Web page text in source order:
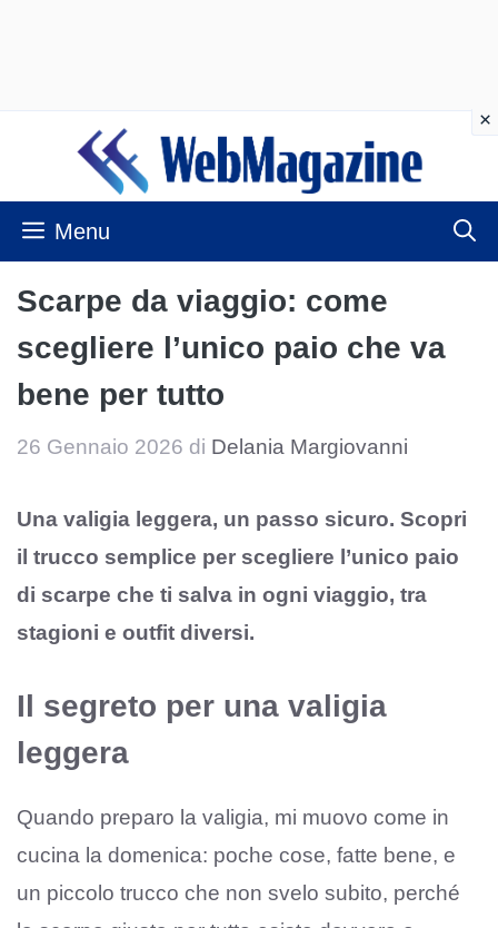
contenuto
Menu
Scarpe da viaggio: come
scegliere l’unico paio che va
bene per tutto
26 Gennaio 2026 di Delania Margiovanni
Una valigia leggera, un passo sicuro. Scopri
il trucco semplice per scegliere l’unico paio
di scarpe che ti salva in ogni viaggio, tra
stagioni e outfit diversi.
Il segreto per una valigia
leggera
Quando preparo la valigia, mi muovo come in
cucina la domenica: poche cose, fatte bene, e
un piccolo trucco che non svelo subito, perché